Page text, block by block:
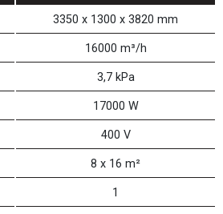
3350 x 1300 x 3820 mm
16000 m³/h
3,7 kPa
17000 W
400 V
8 x 16 m²
1